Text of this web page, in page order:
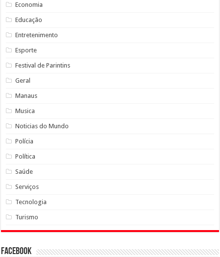
Economia
Educação
Entretenimento
Esporte
Festival de Parintins
Geral
Manaus
Musica
Noticias do Mundo
Polícia
Política
Saúde
Serviços
Tecnologia
Turismo
Facebook